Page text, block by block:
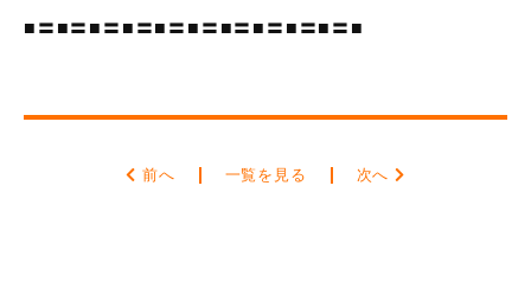
■〓■〓■〓■〓■〓■〓■〓■〓■〓■〓■
前へ 一覧を見る 次へ